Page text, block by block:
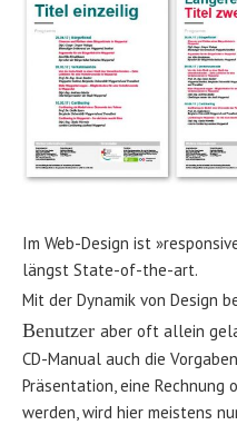
Im Web-Design ist
längst State-of-the-art.
Mit der Dynamik von Design
Benutzer aber oft allein
CD-Manual auch die
Präsentation, eine
werden, wird hier meistens